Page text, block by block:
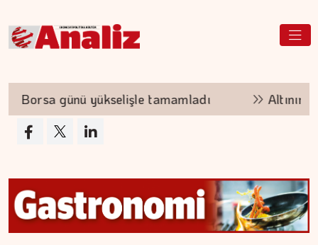
Borsa günü yükselişle tamamladı Altının